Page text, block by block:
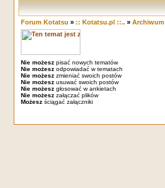
Forum Kotatsu » :: Kotatsu.pl ::..» Archiwum
Nie możeszpisać nowych tematów
Nie możeszodpowiadać w tematach
Nie możeszzmieniać swoich postów
Nie możeszusuwać swoich postów
Nie możeszgłosować w ankietach
Nie możeszzałączać plików
Możeszściągać załączniki